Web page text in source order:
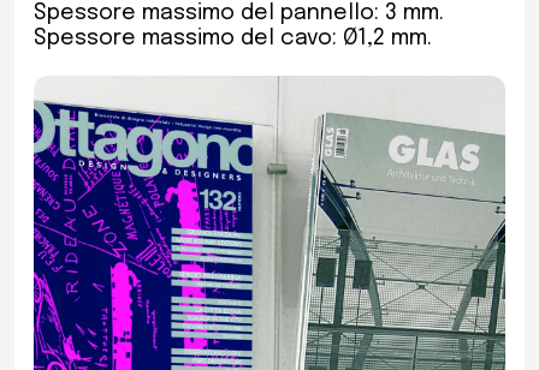
Spessore massimo del pannello: 3 mm.
Spessore massimo del cavo: Ø1,2 mm.